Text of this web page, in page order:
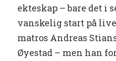
ekteskap – bare det i
vanskelig start på
matros Andreas
Øyestad – men han